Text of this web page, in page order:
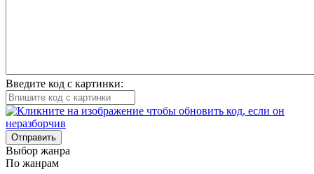
Введите код с картинки:
Отправить
Вы­бор жан­ра
По жан­рам